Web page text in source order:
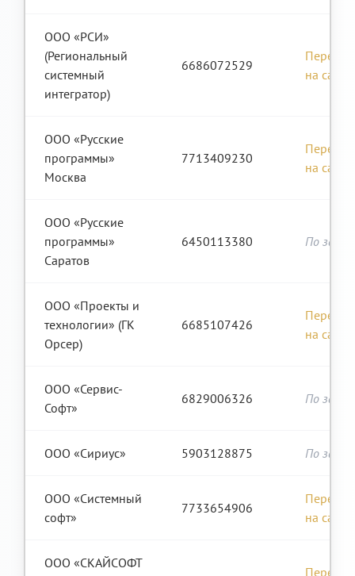
ООО «РСИ»
(Региональный
системный
интегратор)
6686072529
Перейти
на сайт
ООО «Русские
программы»
Москва
7713409230
Перейти
на сайт
ООО «Русские
программы»
Саратов
6450113380 По
ООО «Проекты и
технологии» (ГК
Орсер)
6685107426
Перейти
на сайт
ООО «Сервис-
Софт»
6829006326 По
ООО «Сириус» 5903128875 По
ООО «Системный
софт»
7733654906
Перейти
на сайт
ООО «СКАЙСОФТ
Перейти